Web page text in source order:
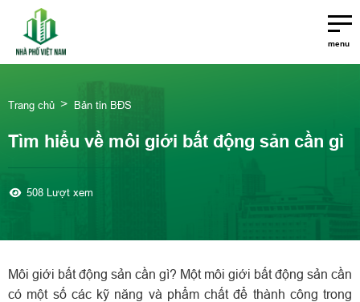
menu
Trang chủ Bản tin BĐS
Tìm hiểu về môi giới bất động sản cần gì
508 Lượt xem
Môi giới bất động sản cần gì? Một môi giới bất động sản cần
có một số các kỹ năng và phẩm chất để thành công trong